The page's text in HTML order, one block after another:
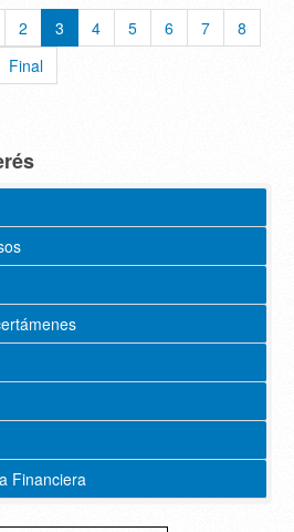
2 3 4 5 6 7
8
Final
Financiera